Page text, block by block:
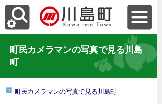
町民カメラマンの写真で見る川島
町
町民カメラマンの写真で見る川島町